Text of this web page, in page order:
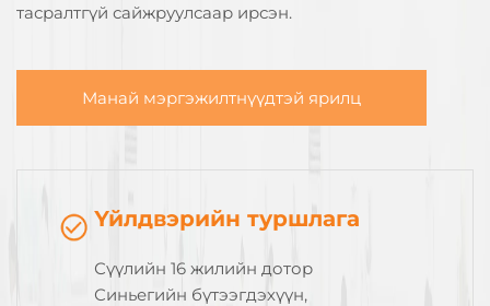
тасралтгүй сайжруулсаар ирсэн.
Манай мэргэжилтнүүдтэй ярилц
Үйлдвэрийн туршлага
Сүүлийн 16 жилийн дотор
Синьегийн бүтээгдэхүүн,